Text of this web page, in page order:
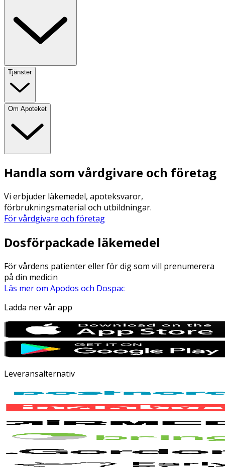
Tjänster
Om Apoteket
Handla som vårdgivare och företag
Vi erbjuder läkemedel, apoteksvaror,
förbrukningsmaterial och utbildningar.
För vårdgivare och företag
Dosförpackade läkemedel
För vårdens patienter eller för dig som vill prenumerera
på din medicin
Läs mer om Apodos och Dospac
Ladda ner vår app
Leveransalternativ